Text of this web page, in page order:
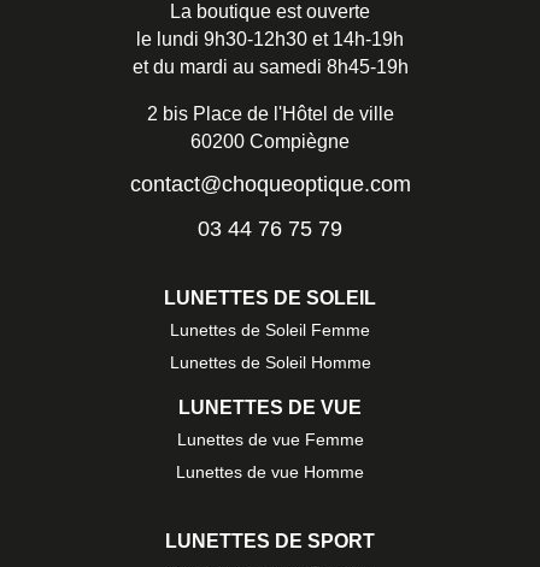
La boutique est ouverte
le lundi 9h30-12h30 et 14h-19h
et du mardi au samedi 8h45-19h
2 bis Place de l'Hôtel de ville
60200 Compiègne
contact@choqueoptique.com
03 44 76 75 79
LUNETTES DE SOLEIL
Lunettes de Soleil Femme
Lunettes de Soleil Homme
LUNETTES DE VUE
Lunettes de vue Femme
Lunettes de vue Homme
LUNETTES DE SPORT